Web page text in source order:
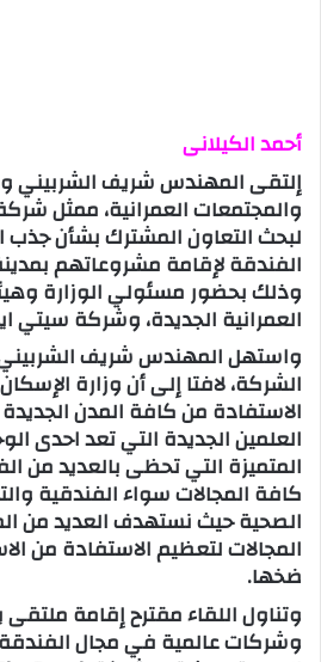
أحمد الكيلانى
إلتقى المهندس شريف الشربيني
لبحث التعاون المشترك بشأن
الفندقة لإقامة مشروعاتهم
وذلك بحضور مسئولي الوزارة
العمرانية الجديدة، وشركة سيتي
واستهل المهندس شريف الشربيني
الشركة، لافتا إلى أن وزارة
الاستفادة من كافة المدن
العلمين الجديدة التي تعد احدى
المتميزة التي تحظى بالعديد من
كافة المجالات سواء الفندقية
الصحية حيث نستهدف العديد من
المجالات لتعظيم الاستفادة من
ضخها.
وتناول اللقاء مقترح إقامة
وشركات عالمية في مجال الفندقة